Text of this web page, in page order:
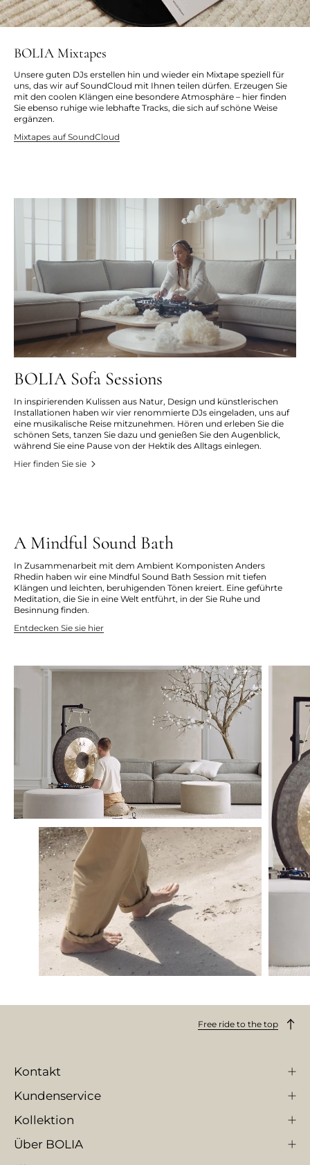
BOLIA Mixtapes
Unsere guten DJs erstellen hin und wieder ein Mixtape speziell für
uns, das wir auf SoundCloud mit Ihnen teilen dürfen. Erzeugen Sie
mit den coolen Klängen eine besondere Atmosphäre – hier finden
Sie ebenso ruhige wie lebhafte Tracks, die sich auf schöne Weise
ergänzen.
Mixtapes auf SoundCloud
BOLIA Sofa Sessions
In inspirierenden Kulissen aus Natur, Design und künstlerischen
Installationen haben wir vier renommierte DJs eingeladen, uns auf
eine musikalische Reise mitzunehmen. Hören und erleben Sie die
schönen Sets, tanzen Sie dazu und genießen Sie den Augenblick,
während Sie eine Pause von der Hektik des Alltags einlegen.
Hier finden Sie sie
A Mindful Sound Bath
In Zusammenarbeit mit dem Ambient Komponisten Anders
Rhedin haben wir eine Mindful Sound Bath Session mit tiefen
Klängen und leichten, beruhigenden Tönen kreiert. Eine geführte
Meditation, die Sie in eine Welt entführt, in der Sie Ruhe und
Besinnung finden.
Entdecken Sie sie hier
Free ride to the top
Kontakt
Kundenservice
Kollektion
Über BOLIA